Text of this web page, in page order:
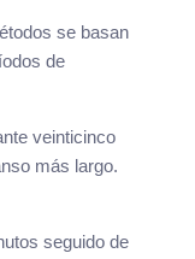
se basan
de
veinticinco
más largo.
seguido de